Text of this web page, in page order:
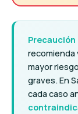
Precaución
recomienda
mayor
graves. En
cada caso